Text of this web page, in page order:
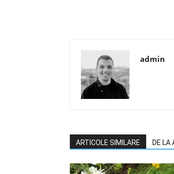
admin
ARTICOLE SIMILARE DE LA